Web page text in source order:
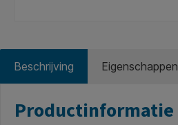
Beschrijving Eigenschappen
Productinformatie